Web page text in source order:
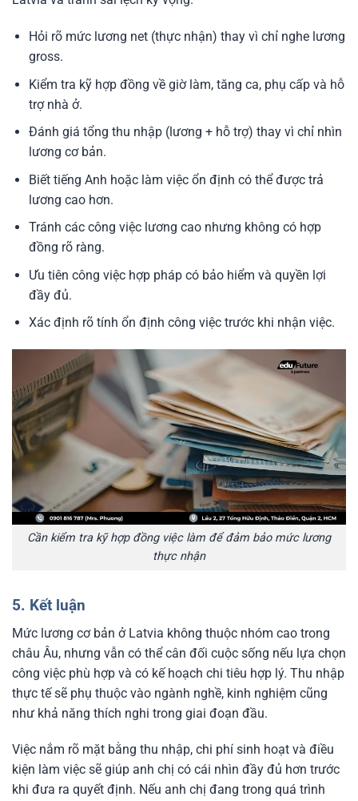
Hỏi rõ mức lương net (thực nhận) thay vì chỉ nghe lương
gross.
Kiểm tra kỹ hợp đồng về giờ làm, tăng ca, phụ cấp và hỗ
trợ nhà ở.
Đánh giá tổng thu nhập (lương + hỗ trợ) thay vì chỉ nhìn
lương cơ bản.
Biết tiếng Anh hoặc làm việc ổn định có thể được trả
lương cao hơn.
Tránh các công việc lương cao nhưng không có hợp
đồng rõ ràng.
Ưu tiên công việc hợp pháp có bảo hiểm và quyền lợi
đầy đủ.
Xác định rõ tính ổn định công việc trước khi nhận việc.
Cần kiểm tra kỹ hợp đồng việc làm để đảm bảo mức lương
thực nhận
5. Kết luận
Mức lương cơ bản ở Latvia không thuộc nhóm cao trong
châu Âu, nhưng vẫn có thể cân đối cuộc sống nếu lựa chọn
công việc phù hợp và có kế hoạch chi tiêu hợp lý. Thu nhập
thực tế sẽ phụ thuộc vào ngành nghề, kinh nghiệm cũng
như khả năng thích nghi trong giai đoạn đầu.
Việc nắm rõ mặt bằng thu nhập, chi phí sinh hoạt và điều
kiện làm việc sẽ giúp anh chị có cái nhìn đầy đủ hơn trước
khi đưa ra quyết định. Nếu anh chị đang trong quá trình